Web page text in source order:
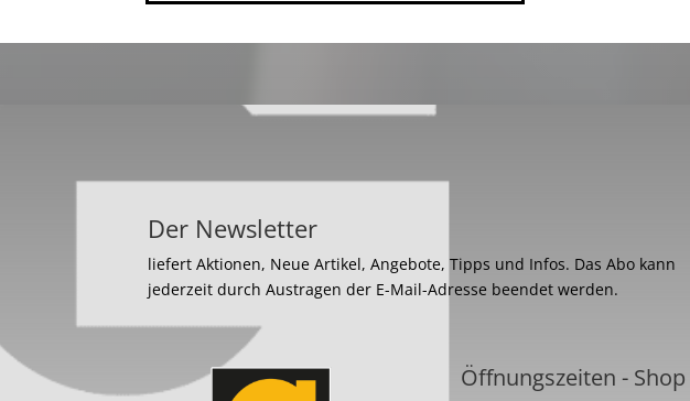
Der Newsletter
liefert Aktionen, Neue Artikel, Angebote, Tipps und Infos. Das Abo kann
jederzeit durch Austragen der E-Mail-Adresse beendet werden.
Öffnungszeiten - Shop